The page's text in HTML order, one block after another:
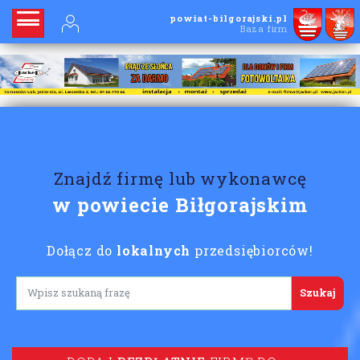
powiat-bilgorajski.pl
Baza firm
Znajdź firmę lub wykonawcę
w powiecie Biłgorajskim
Dołącz do lokalnych przedsiębiorców!
Lorem ipsum